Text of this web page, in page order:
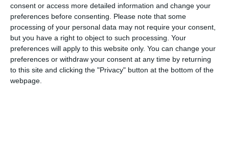
consent or access more detailed information and change your
preferences before consenting. Please note that some
processing of your personal data may not require your consent,
but you have a right to object to such processing. Your
preferences will apply to this website only. You can change your
preferences or withdraw your consent at any time by returning
to this site and clicking the "Privacy" button at the bottom of the
webpage.
Am citit si sunt de acord curegulile de postare.
Acest formular colectează numele, e-mailul şi conținutul mesajului, astfel încât
să putem urmări comentariile tale pe site. Nu vom folosi datele tale în alt scop.
Pentru mai multe informaţii, consultă politica noastră de confidenţialitate, unde vei
primi mai multe privind informaţii despre cum și de ce stocăm datele tale.